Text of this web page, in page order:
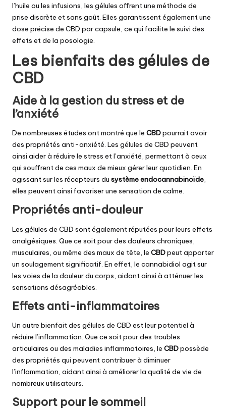
l’huile ou les infusions, les gélules offrent une méthode de
prise discrète et sans goût. Elles garantissent également une
dose précise de CBD par capsule, ce qui facilite le suivi des
effets et de la posologie.
Les bienfaits des gélules de
CBD
Aide à la gestion du stress et de
l’anxiété
De nombreuses études ont montré que le CBDpourrait avoir
des propriétés anti-anxiété. Les gélules de CBD peuvent
ainsi aider à réduire le stress et l’anxiété, permettant à ceux
qui souffrent de ces maux de mieux gérer leur quotidien. En
agissant sur les récepteurs du système endocannabinoïde,
elles peuvent ainsi favoriser une sensation de calme.
Propriétés anti-douleur
Les gélules de CBD sont également réputées pour leurs effets
analgésiques. Que ce soit pour des douleurs chroniques,
musculaires, ou même des maux de tête, le CBDpeut apporter
un soulagement significatif. En effet, le cannabidiol agit sur
les voies de la douleur du corps, aidant ainsi à atténuer les
sensations désagréables.
Effets anti-inflammatoires
Un autre bienfait des gélules de CBD est leur potentiel à
réduire l’inflammation. Que ce soit pour des troubles
articulaires ou des maladies inflammatoires, le CBDpossède
des propriétés qui peuvent contribuer à diminuer
l’inflammation, aidant ainsi à améliorer la qualité de vie de
nombreux utilisateurs.
Support pour le sommeil